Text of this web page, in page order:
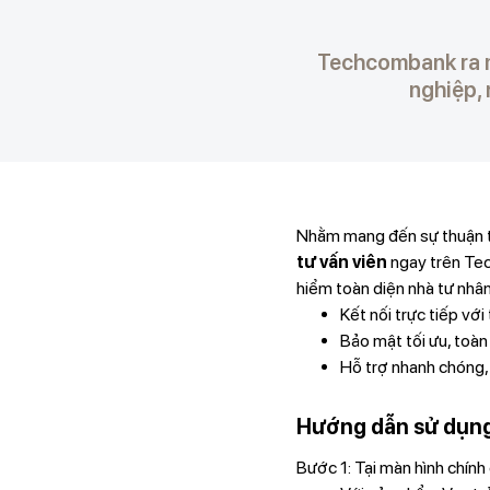
Techcombank
nghiệp,
Nhằm mang đến sự
tư vấn viên ngay trên
hiểm toàn diện nhà tư
Kết nối trực tiếp với
Bảo mật tối ưu,
Hỗ trợ nhanh
Hướng dẫn sử
Bước 1: Tại màn hình